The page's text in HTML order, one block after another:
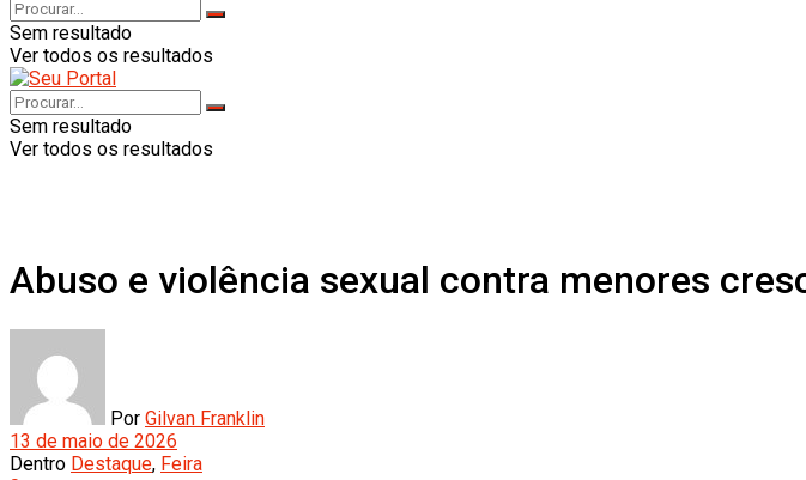
Sem resultado
Ver todos os resultados
Sem resultado
Ver todos os resultados
Abuso e violência sexual contra menores
Por Gilvan Franklin
13 de maio de 2026
Dentro Destaque, Feira